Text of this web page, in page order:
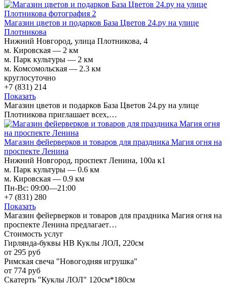
Магазин цветов и подарков База Цветов 24.ру на улице
Плотникова
Нижний Новгород, улица Плотникова, 4
м. Кировская — 2 км
м. Парк культуры — 2 км
м. Комсомольская — 2.3 км
круглосуточно
+7 (831) 214
Показать
Магазин цветов и подарков База Цветов 24.ру на улице
Плотникова приглашает всех,…
Магазин фейерверков и товаров для праздника Магия огня на
проспекте Ленина
Нижний Новгород, проспект Ленина, 100а к1
м. Парк культуры — 0.6 км
м. Кировская — 0.9 км
Пн-Вс: 09:00—21:00
+7 (831) 280
Показать
Магазин фейерверков и товаров для праздника Магия огня на
проспекте Ленина предлагает…
Стоимость услуг
Гирлянда-буквы HB Куклы ЛОЛ, 220см
от 295 руб
Римская свеча "Новогодняя игрушка"
от 774 руб
Скатерть "Куклы ЛОЛ" 120см*180см